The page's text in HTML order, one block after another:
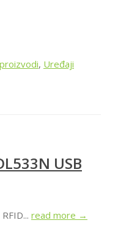
, Uređaji
USB
read more →